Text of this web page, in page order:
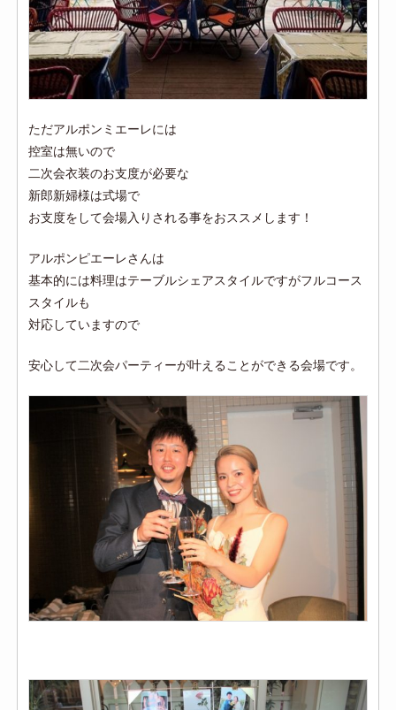
ただアルポンミエーレには
控室は無いので
二次会衣装のお支度が必要な
新郎新婦様は式場で
お支度をして会場入りされる事をおススメします！
アルポンピエーレさんは
基本的には料理はテーブルシェアスタイルですがフルコース
スタイルも
対応していますので
安心して二次会パーティーが叶えることができる会場です。